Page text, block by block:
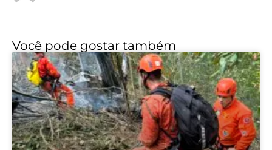
Você pode gostar também